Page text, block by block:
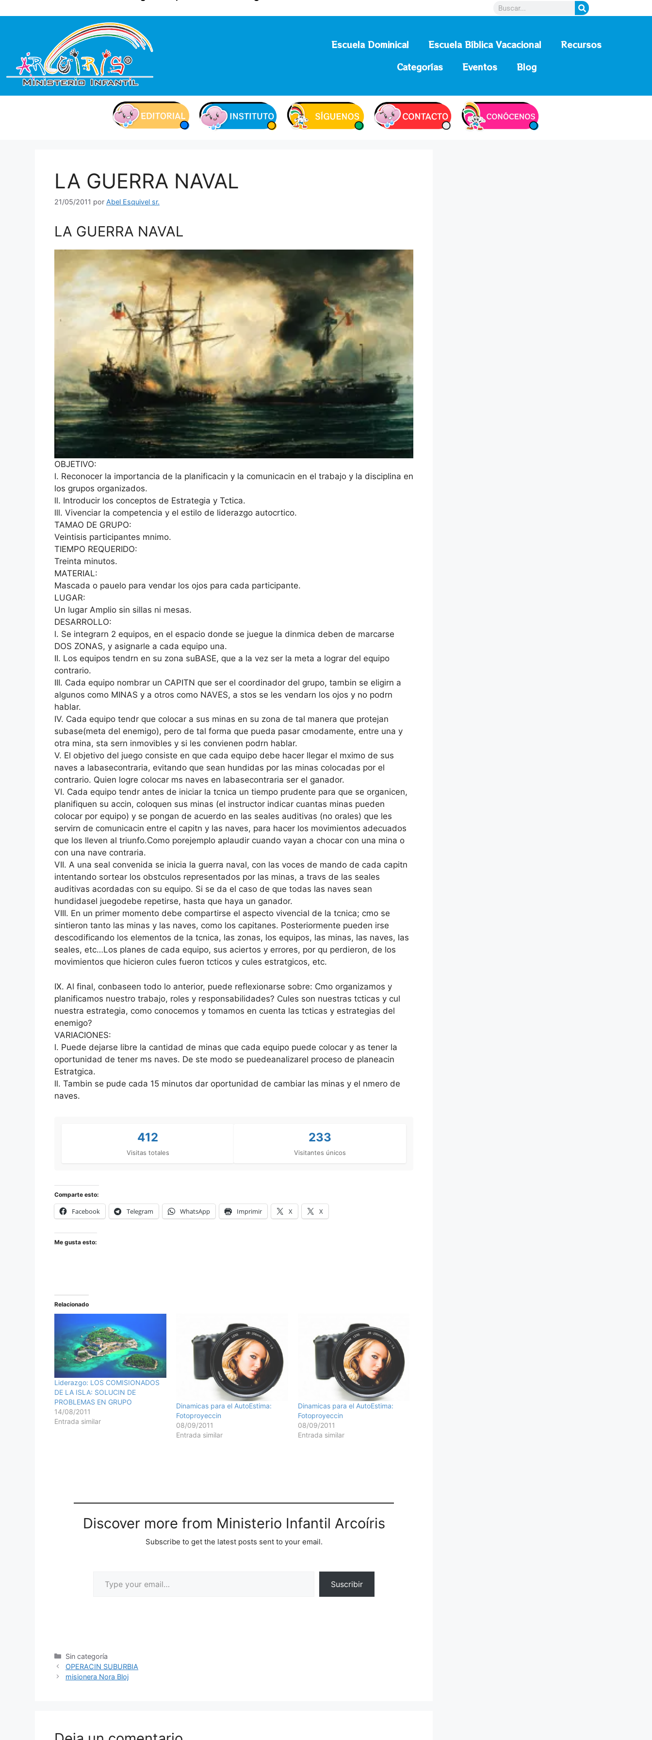
Escuela Dominical Escuela Bíblica Vacacional
Recursos
Categorías
Eventos Blog
LA GUERRA NAVAL
21/05/2011 por Abel Esquivel sr.
LA GUERRA NAVAL
OBJETIVO:
l. Reconocer la importancia de la planificacin y la comunicacin en el trabajo y la disciplina en
los grupos organizados.
ll. Introducir los conceptos de Estrategia y Tctica.
lll. Vivenciar la competencia y el estilo de liderazgo autocrtico.
TAMAO DE GRUPO:
Veintisis participantes mnimo.
TIEMPO REQUERIDO:
Treinta minutos.
MATERIAL:
Mascada o pauelo para vendar los ojos para cada participante.
LUGAR:
Un lugar Amplio sin sillas ni mesas.
DESARROLLO:
l. Se integrarn 2 equipos, en el espacio donde se juegue la dinmica deben de marcarse
DOS ZONAS, y asignarle a cada equipo una.
II. Los equipos tendrn en su zona suBASE, que a la vez ser la meta a lograr del equipo
contrario.
III. Cada equipo nombrar un CAPITN que ser el coordinador del grupo, tambin se eligirn a
algunos como MINAS y a otros como NAVES, a stos se les vendarn los ojos y no podrn
hablar.
IV. Cada equipo tendr que colocar a sus minas en su zona de tal manera que protejan
subase(meta del enemigo), pero de tal forma que pueda pasar cmodamente, entre una y
otra mina, sta sern inmovibles y si les convienen podrn hablar.
V. El objetivo del juego consiste en que cada equipo debe hacer llegar el mximo de sus
naves a labasecontraria, evitando que sean hundidas por las minas colocadas por el
contrario. Quien logre colocar ms naves en labasecontraria ser el ganador.
VI. Cada equipo tendr antes de iniciar la tcnica un tiempo prudente para que se organicen,
planifiquen su accin, coloquen sus minas (el instructor indicar cuantas minas pueden
colocar por equipo) y se pongan de acuerdo en las seales auditivas (no orales) que les
servirn de comunicacin entre el capitn y las naves, para hacer los movimientos adecuados
que los lleven al triunfo.Como porejemplo aplaudir cuando vayan a chocar con una mina o
con una nave contraria.
VII. A una seal convenida se inicia la guerra naval, con las voces de mando de cada capitn
intentando sortear los obstculos representados por las minas, a travs de las seales
auditivas acordadas con su equipo. Si se da el caso de que todas las naves sean
hundidasel juegodebe repetirse, hasta que haya un ganador.
VIII. En un primer momento debe compartirse el aspecto vivencial de la tcnica; cmo se
sintieron tanto las minas y las naves, como los capitanes. Posteriormente pueden irse
descodificando los elementos de la tcnica, las zonas, los equipos, las minas, las naves, las
seales, etc…Los planes de cada equipo, sus aciertos y errores, por qu perdieron, de los
movimientos que hicieron cules fueron tcticos y cules estratgicos, etc.
IX. Al final, conbaseen todo lo anterior, puede reflexionarse sobre: Cmo organizamos y
planificamos nuestro trabajo, roles y responsabilidades? Cules son nuestras tcticas y cul
nuestra estrategia, como conocemos y tomamos en cuenta las tcticas y estrategias del
enemigo?
VARIACIONES:
l. Puede dejarse libre la cantidad de minas que cada equipo puede colocar y as tener la
oportunidad de tener ms naves. De ste modo se puedeanalizarel proceso de planeacin
Estratgica.
ll. Tambin se pude cada 15 minutos dar oportunidad de cambiar las minas y el nmero de
naves.
412
Visitas totales
233
Visitantes únicos
Comparte esto:
Facebook Telegram WhatsApp Imprimir X X
Me gusta esto:
Relacionado
Liderazgo: LOS COMISIONADOS
DE LA ISLA: SOLUCIN DE
PROBLEMAS EN GRUPO
14/08/2011
Entrada similar
Dinamicas para el AutoEstima:
Fotoproyeccin
08/09/2011
Entrada similar
Dinamicas para el AutoEstima:
Fotoproyeccin
08/09/2011
Entrada similar
Discover more from Ministerio Infantil Arcoíris
Subscribe to get the latest posts sent to your email.
Suscribir
Sin categoría
OPERACIN SUBURBIA
misionera Nora Bloj